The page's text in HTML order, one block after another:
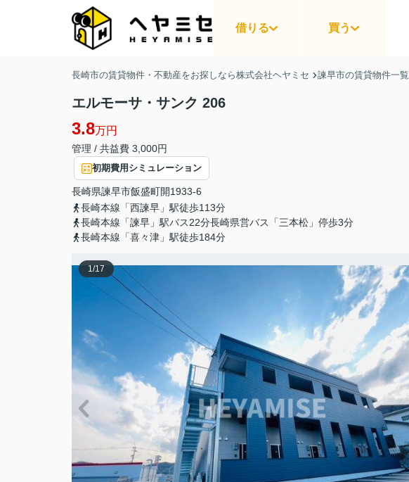
借りる 買う
長崎市の賃貸物件・不動産をお探しなら株式会社ヘヤミセ 諫早市の賃貸物件一覧
エルモーサ・サンク 206
3.8万円
管理 / 共益費 3,000円
初期費用シミュレーション
長崎県諫早市飯盛町開1933-6
長崎本線「西諫早」駅徒歩113分
長崎本線「諫早」駅バス22分長崎県営バス「三本松」停歩3分
長崎本線「喜々津」駅徒歩184分
1/17